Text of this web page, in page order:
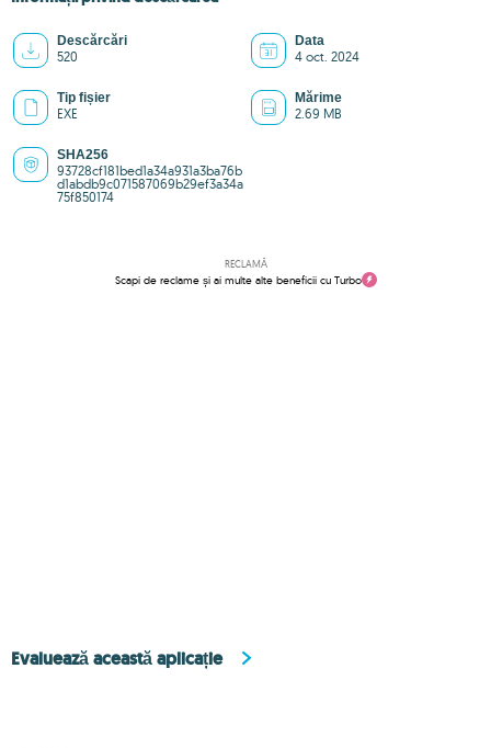
Descărcări
520
Data
4 oct. 2024
Tip fișier
EXE
Mărime
2.69 MB
SHA256
93728cf181bed1a34a931a3ba76b
d1abdb9c071587069b29ef3a34a
75f850174
RECLAMĂ
Scapi de reclame și ai multe alte beneficii cu Turbo
Evaluează această aplicație